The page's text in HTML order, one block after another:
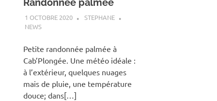
1 OCTOBRE 2020
STEPHANE
NEWS
Petite randonnée palmée à
Cab’Plongée. Une météo idéale :
à l’extérieur, quelques nuages
mais de pluie, une température
douce; dans[…]